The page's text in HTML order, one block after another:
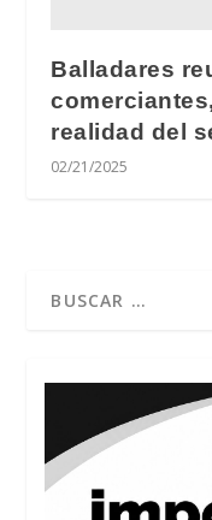
Balladares
realidad del
02/21/2025